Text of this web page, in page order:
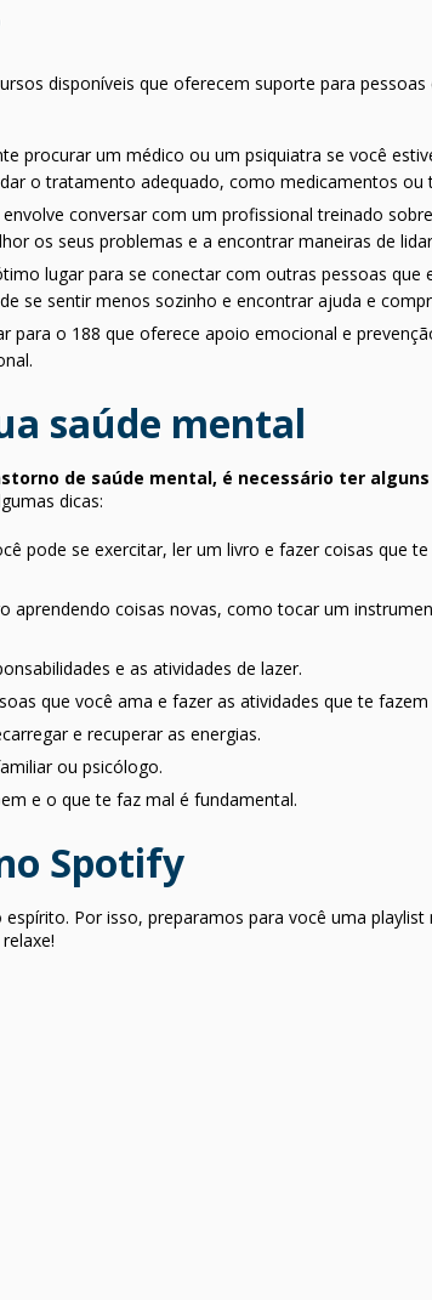
disponíveis que oferecem suporte para
procurar um médico ou um psiquiatra se você
o tratamento adequado, como medicamentos ou
conversar com um profissional treinado
os seus problemas e a encontrar maneiras de
lugar para se conectar com outras pessoas que
se sentir menos sozinho e encontrar ajuda e
para o 188 que oferece apoio emocional e
saúde mental
de saúde mental, é necessário ter
dicas:
pode se exercitar, ler um livro e fazer coisas que
aprendendo coisas novas, como tocar um
e as atividades de lazer.
que você ama e fazer as atividades que te fazem
e recuperar as energias.
ou psicólogo.
e o que te faz mal é fundamental.
Spotify
Por isso, preparamos para você uma